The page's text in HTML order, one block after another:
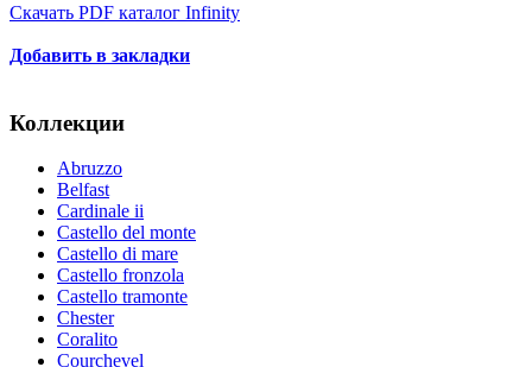
Скачать PDF каталог Infinity
Добавить в закладки
Коллекции
Abruzzo
Belfast
Cardinale ii
Castello del monte
Castello di mare
Castello fronzola
Castello tramonte
Chester
Coralito
Courchevel